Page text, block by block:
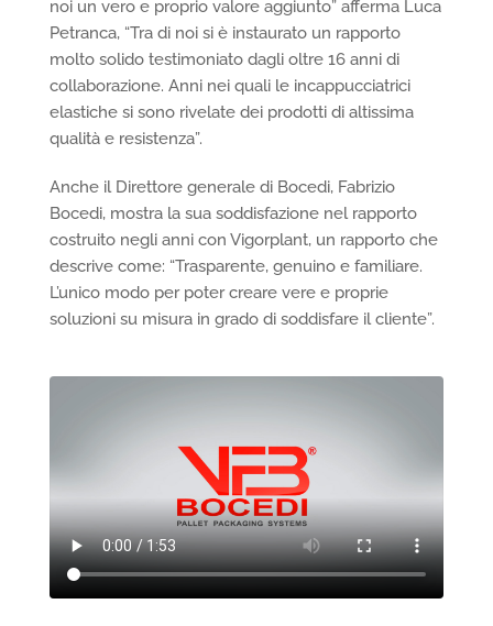
noi un vero e proprio valore aggiunto” afferma Luca
Petranca, “Tra di noi si è instaurato un rapporto
molto solido testimoniato dagli oltre 16 anni di
collaborazione. Anni nei quali le incappucciatrici
elastiche si sono rivelate dei prodotti di altissima
qualità e resistenza”.
Anche il Direttore generale di Bocedi, Fabrizio
Bocedi, mostra la sua soddisfazione nel rapporto
costruito negli anni con Vigorplant, un rapporto che
descrive come: “Trasparente, genuino e familiare.
L’unico modo per poter creare vere e proprie
soluzioni su misura in grado di soddisfare il cliente”.